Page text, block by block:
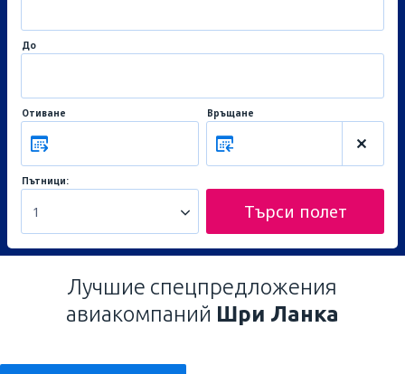
До
Отиване Връщане
Пътници:
1 Търси полет
Лучшие спецпредложения
авиакомпаний Шри Ланка